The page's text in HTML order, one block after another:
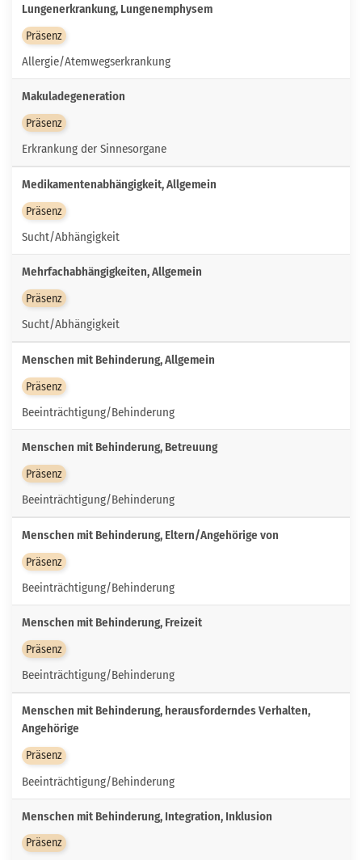
Lungenerkrankung, Lungenemphysem
Präsenz
Allergie/Atemwegserkrankung
Makuladegeneration
Präsenz
Erkrankung der Sinnesorgane
Medikamentenabhängigkeit, Allgemein
Präsenz
Sucht/Abhängigkeit
Mehrfachabhängigkeiten, Allgemein
Präsenz
Sucht/Abhängigkeit
Menschen mit Behinderung, Allgemein
Präsenz
Beeinträchtigung/Behinderung
Menschen mit Behinderung, Betreuung
Präsenz
Beeinträchtigung/Behinderung
Menschen mit Behinderung, Eltern/Angehörige von
Präsenz
Beeinträchtigung/Behinderung
Menschen mit Behinderung, Freizeit
Präsenz
Beeinträchtigung/Behinderung
Menschen mit Behinderung, herausforderndes Verhalten,
Angehörige
Präsenz
Beeinträchtigung/Behinderung
Menschen mit Behinderung, Integration, Inklusion
Präsenz